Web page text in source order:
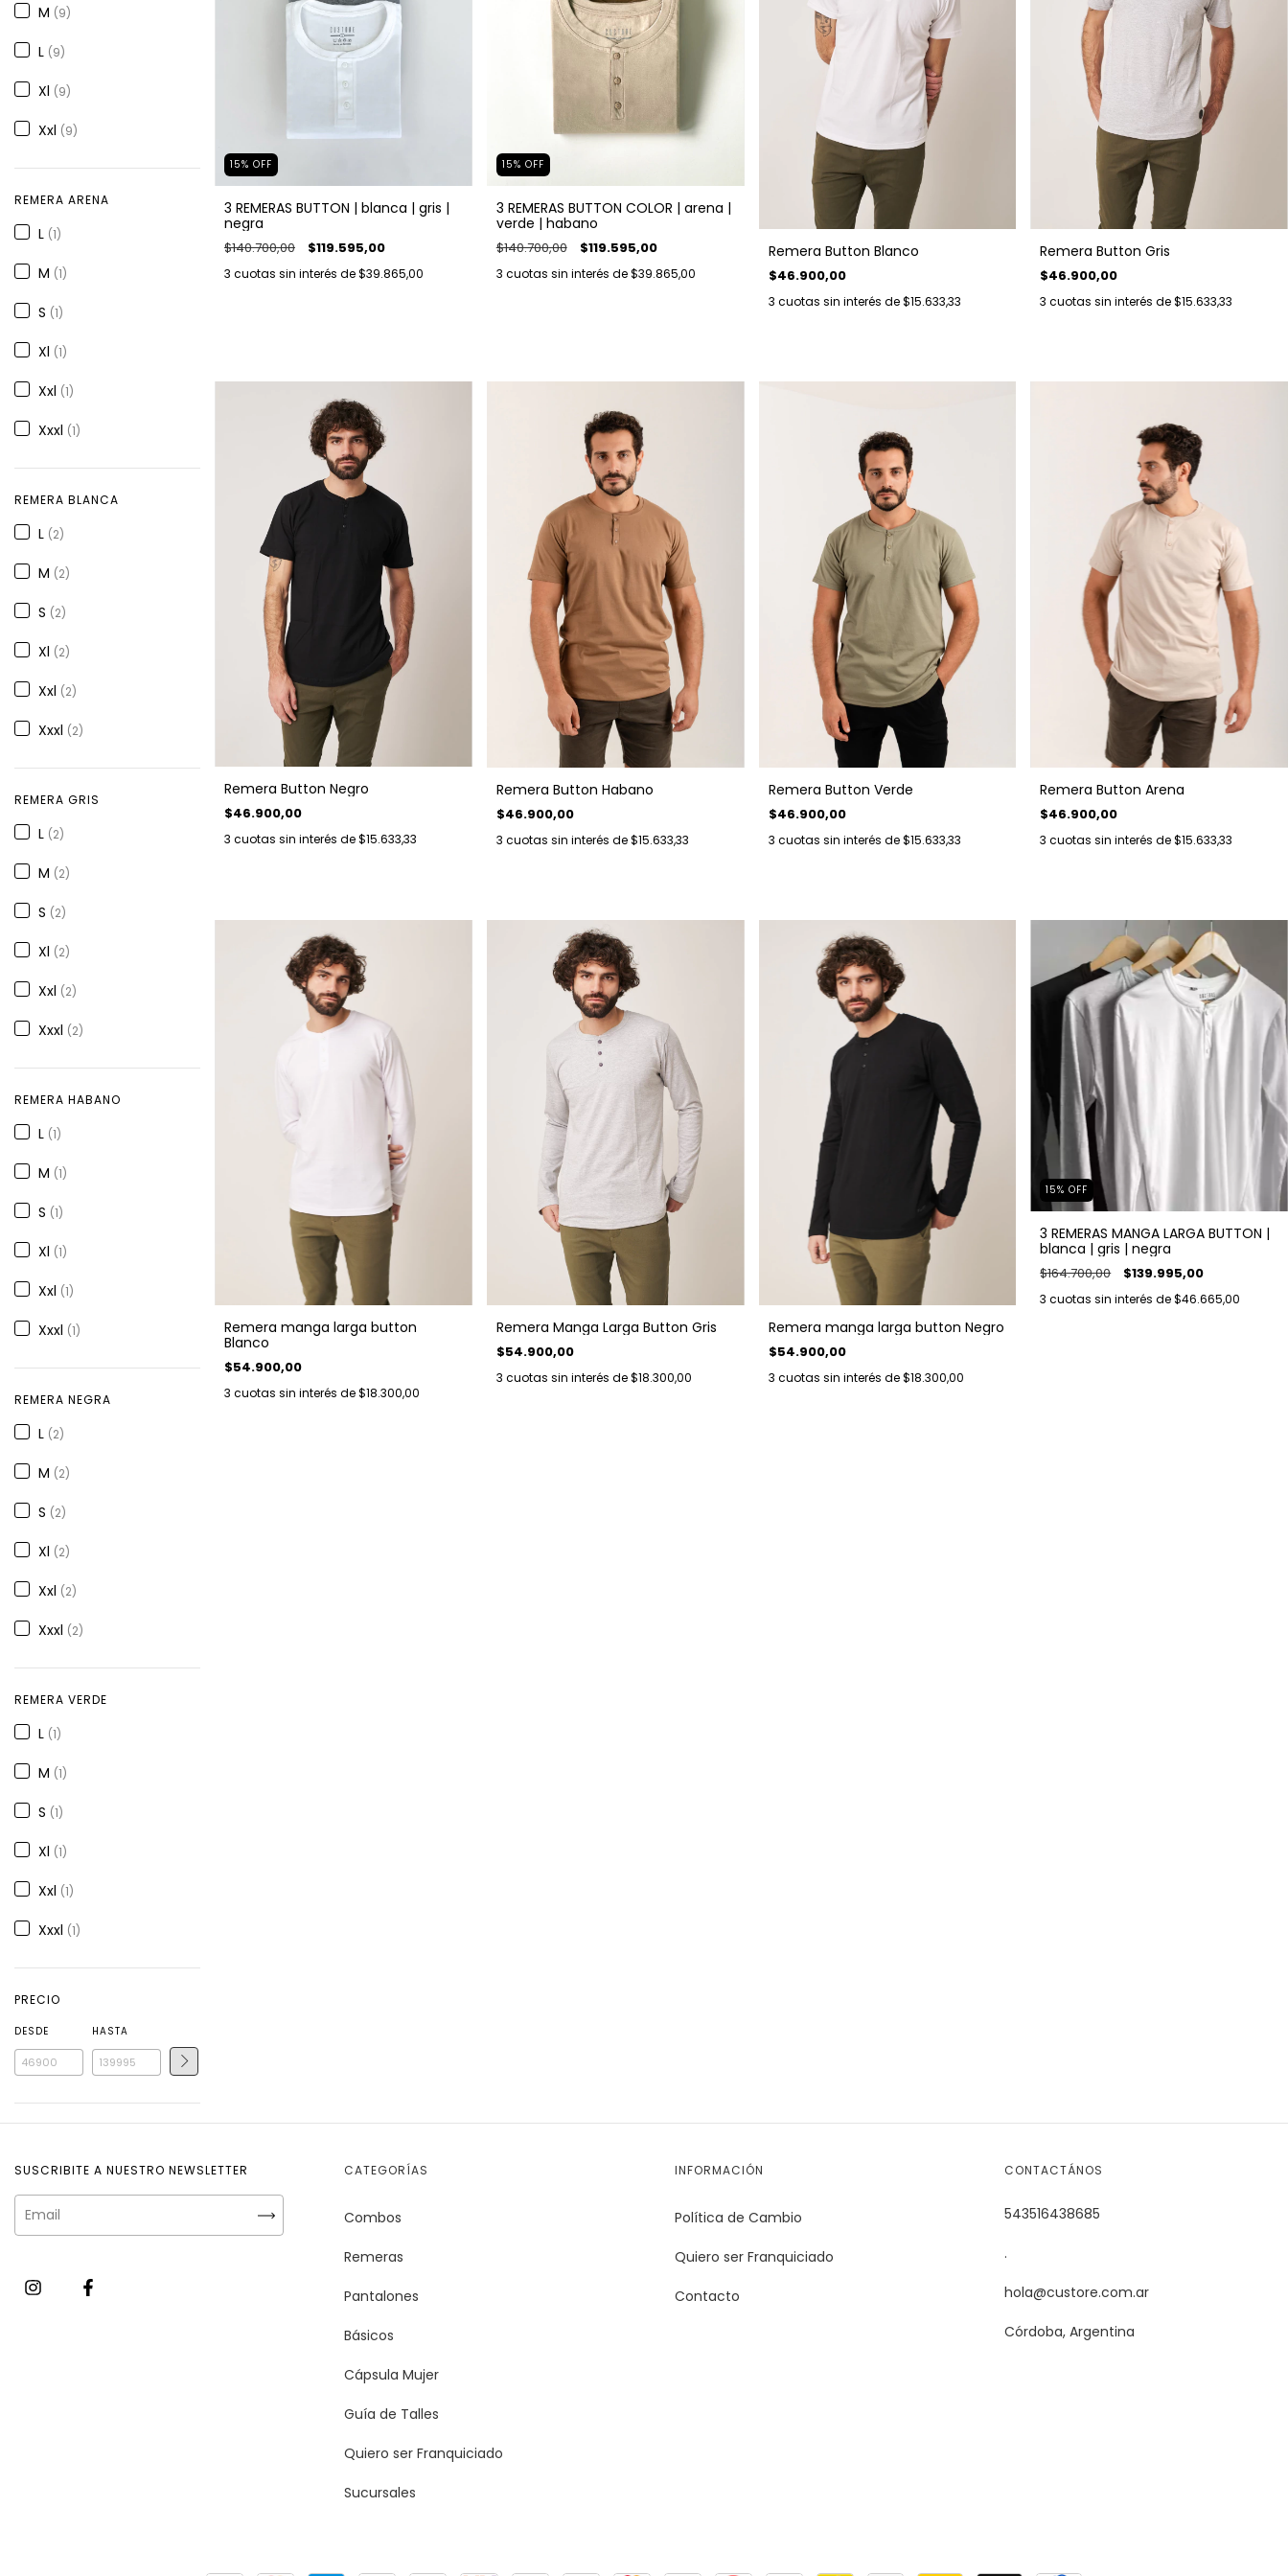
M (9)
L (9)
Xl (9)
Xxl (9)
REMERA ARENA
L (1)
M (1)
S (1)
Xl (1)
Xxl (1)
Xxxl (1)
REMERA BLANCA
L (2)
M (2)
S (2)
Xl (2)
Xxl (2)
Xxxl (2)
REMERA GRIS
L (2)
M (2)
S (2)
Xl (2)
Xxl (2)
Xxxl (2)
REMERA HABANO
L (1)
M (1)
S (1)
Xl (1)
Xxl (1)
Xxxl (1)
REMERA NEGRA
L (2)
M (2)
S (2)
Xl (2)
Xxl (2)
Xxxl (2)
REMERA VERDE
L (1)
M (1)
S (1)
Xl (1)
Xxl (1)
Xxxl (1)
PRECIO
DESDE HASTA
15% OFF
3 REMERAS BUTTON | blanca | gris |
negra
$140.700,00 $119.595,00
3 cuotas sin interés de$39.865,00
15% OFF
3 REMERAS BUTTON COLOR | arena |
verde | habano
$140.700,00 $119.595,00
3 cuotas sin interés de$39.865,00
Remera Button Blanco
$46.900,00
3 cuotas sin interés de$15.633,33
Remera Button Gris
$46.900,00
3 cuotas sin interés de$15.633,33
Remera Button Negro
$46.900,00
3 cuotas sin interés de$15.633,33
Remera Button Habano
$46.900,00
3 cuotas sin interés de$15.633,33
Remera Button Verde
$46.900,00
3 cuotas sin interés de$15.633,33
Remera Button Arena
$46.900,00
3 cuotas sin interés de$15.633,33
Remera manga larga button
Blanco
$54.900,00
3 cuotas sin interés de$18.300,00
Remera Manga Larga Button Gris
$54.900,00
3 cuotas sin interés de$18.300,00
Remera manga larga button Negro
$54.900,00
3 cuotas sin interés de$18.300,00
15%OFF
3 REMERAS MANGA LARGA BUTTON |
blanca | gris | negra
$164.700,00 $139.995,00
3 cuotas sin interés de$46.665,00
SUSCRIBITE A NUESTRO NEWSLETTER CATEGORÍAS
Combos
Remeras
Pantalones
Básicos
Cápsula Mujer
Guía de Talles
Quiero ser Franquiciado
Sucursales
INFORMACIÓN
Política de Cambio
Quiero ser Franquiciado
Contacto
CONTACTÁNOS
543516438685
.
hola@custore.com.ar
Córdoba, Argentina